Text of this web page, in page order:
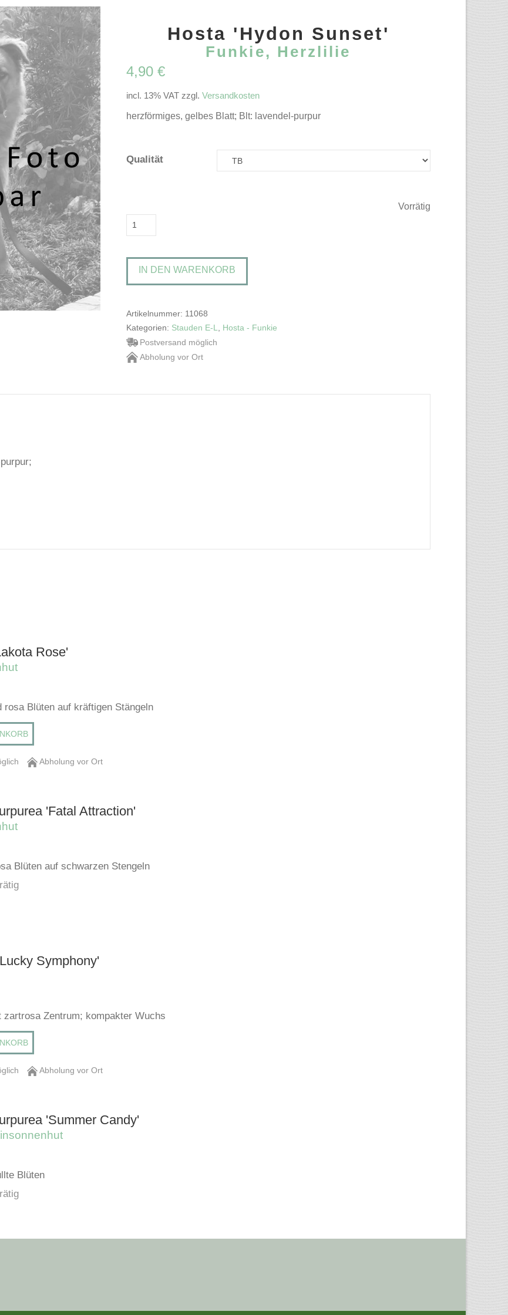
Hosta 'Hydon Sunset'
Funkie, Herzlilie
4,90 €
incl. 13% VAT zzgl. Versandkosten
herzförmiges, gelbes Blatt; Blt: lavendel-purpur
Qualität
Vorrätig
Hosta
'Hydon
Sunset'Funkie,
Herzlilie
IN DEN WARENKORB
Artikelnummer: 11068
Kategorien: Stauden E-L Hosta - Funkie
Postversand möglich
Abholung vor Ort
Rose'
rosa Blüten auf kräftigen Stängeln
Abholung vor Ort
'Fatal Attraction'
Blüten auf schwarzen Stengeln
Symphony'
zartrosa Zentrum; kompakter Wuchs
Abholung vor Ort
'Summer Candy'
Blüten